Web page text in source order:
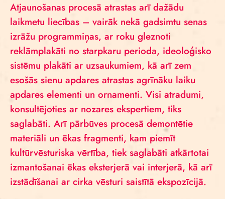
Atjaunošanas procesā atrastas arī dažādu
laikmetu liecības – vairāk nekā gadsimtu senas
izrāžu programmiņas, ar roku gleznoti
reklāmplakāti no starpkaru perioda, ideoloģisko
sistēmu plakāti ar uzsaukumiem, kā arī zem
esošās sienu apdares atrastas agrīnāku laiku
apdares elementi un ornamenti. Visi atradumi,
konsultējoties ar nozares ekspertiem, tiks
saglabāti. Arī pārbūves procesā demontētie
materiāli un ēkas fragmenti, kam piemīt
kultūrvēsturiska vērtība, tiek saglabāti atkārtotai
izmantošanai ēkas eksterjerā vai interjerā, kā arī
izstādīšanai ar cirka vēsturi saistītā ekspozīcijā.